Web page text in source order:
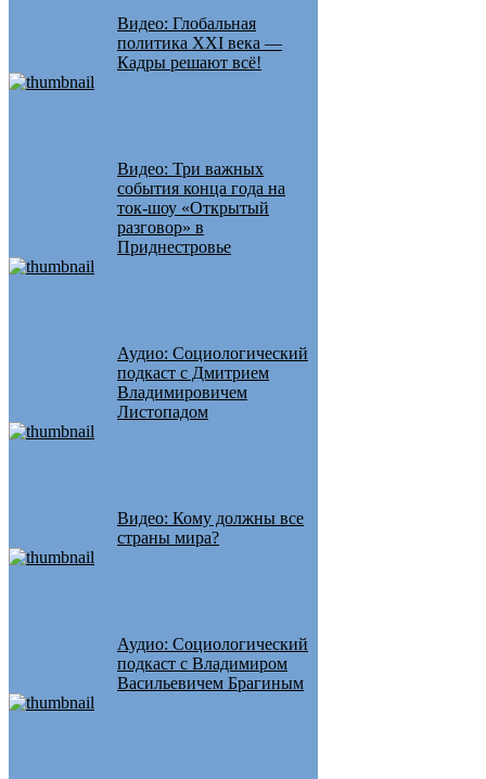
Видео: Глобальная
политика XXI века —
Кадры решают всё!
Видео: Три важных
события конца года на
ток-шоу «Открытый
разговор» в
Приднестровье
Аудио: Социологический
подкаст с Дмитрием
Владимировичем
Листопадом
Видео: Кому должны все
страны мира?
Аудио: Социологический
подкаст с Владимиром
Васильевичем Брагиным